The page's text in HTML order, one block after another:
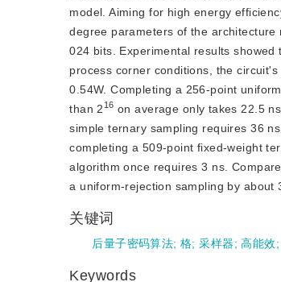
model. Aiming for high energy
degree parameters of the
024 bits. Experimental results
process corner conditions, the
0.54W. Completing a 256-point
than 2 16 on average only takes 22.5
simple ternary sampling requires 36
completing a 509-point fixed-weight
algorithm once requires 3 ns.
a uniform-rejection sampling by about
关键词
后量子密码算法;格;采样器;高能效;
Keywords